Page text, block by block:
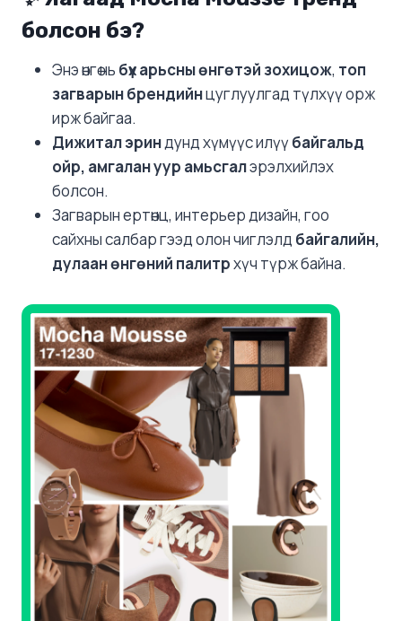
болсон бэ?
Энэ өнгө нь бүх арьсны өнгөтэй зохицож, топ
загварын брендийнцуглуулгад түлхүү орж
ирж байгаа.
Дижитал эриндунд хүмүүс илүү байгальд
ойр, амгалан уур амьсгалэрэлхийлэх
болсон.
Загварын ертөнц, интерьер дизайн, гоо
сайхны салбар гээд олон чиглэлд байгалийн,
дулаан өнгөний палитрхүч түрж байна.